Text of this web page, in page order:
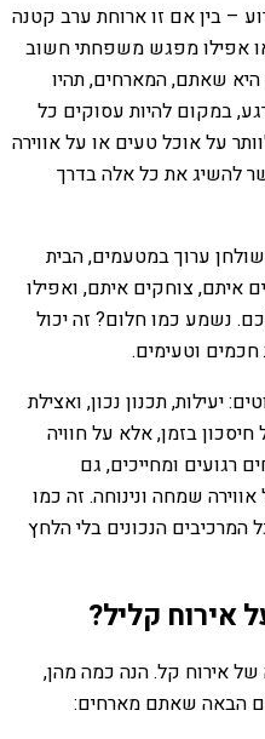
– בין אם זו ארוחת ערב קטנה
אפילו מפגש משפחתי חשוב
שאתם, המארחים, תהיו
במקום להיות עסוקים כל
על אוכל טעים או על אווירה
להשיג את כל אלה בדרך
ערוך במטעמים, הבית
איתם, צוחקים איתם, ואפילו
נשמע כמו חלום? זה יכול
חכמים וטעימים.
יעילות, תכנון נכון, ואצילת
בזמן, אלא על חוויה
רגועים ומחייכים, גם
שמחה ונינוחה. זה כמו
הנכונים בלי הלחץ
אירוח קליל?
של אירוח קל. הנה כמה מהן,
הבאה שאתם מארחים: